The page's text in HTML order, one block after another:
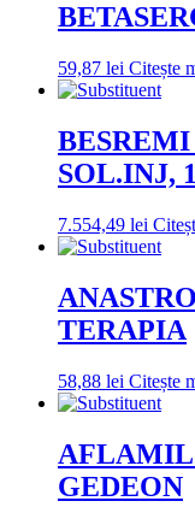
59,87 lei Citește
SOL.INJ,
7.554,49 lei
TERAPIA
58,88 lei Citește
AFLAMIL
GEDEON